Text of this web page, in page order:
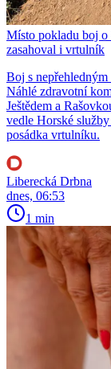
Místo pokladu boj o
zasahoval i vrtulník
Boj s nepřehledným
Náhlé zdravotní
Ještědem a
vedle Horské
posádka vrtulníku.
Liberecká Drbna
dnes, 06:53
1 min